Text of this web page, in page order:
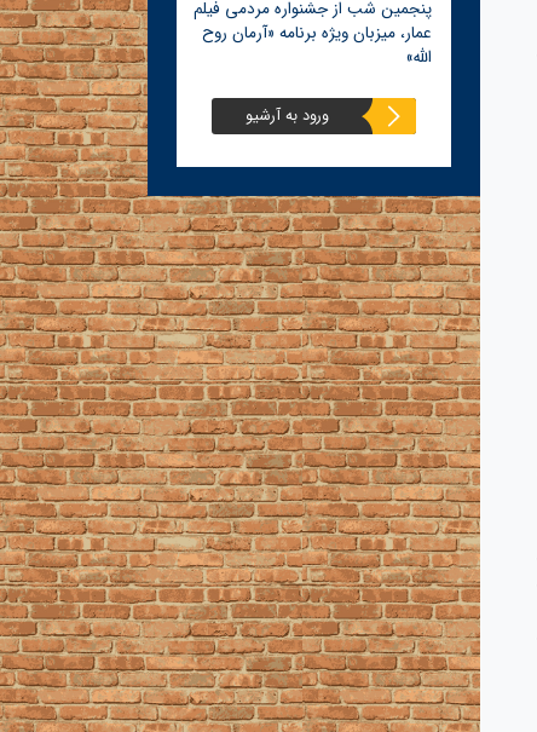
پنجمین شب از جشنواره مردمی فیلم
عمار، میزبان ویژه برنامه «آرمان روح
الله»
ورود به آرشیو